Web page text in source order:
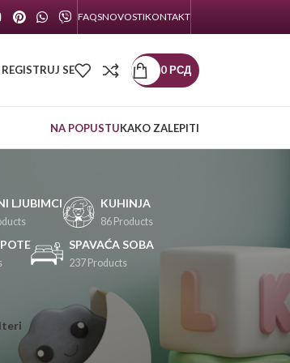
FAQSNOVOSTIKONTAKT
SE 0РСД
NA POPUSTUKAKO ZALEPITI
LJUBIMCI KUHINJA
86 Products
SPAVAĆA SOBA
237 Products
KATEGORIJE
PROIZVODA